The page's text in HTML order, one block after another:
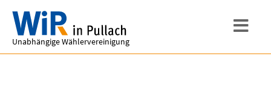
Unabhängige Wählervereinigung